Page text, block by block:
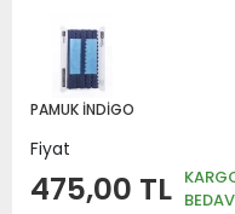
PAMUK İNDİGO
Fiyat
475,00 TL